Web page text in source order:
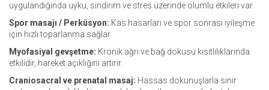
uygulandığında uyku, sindirim ve stres üzerinde olumlu etkileri var.
Spor masajı / Perküsyon: Kas hasarları ve spor sonrası iyileşme
için hızlı toparlanma sağlar.
Myofasiyal gevşetme: Kronik ağrı ve bağ dokusu kısıtlılıklarında
etkilidir, hareket açıklığını artırır.
Craniosacral ve prenatal masaj: Hassas dokunuşlarla sinir